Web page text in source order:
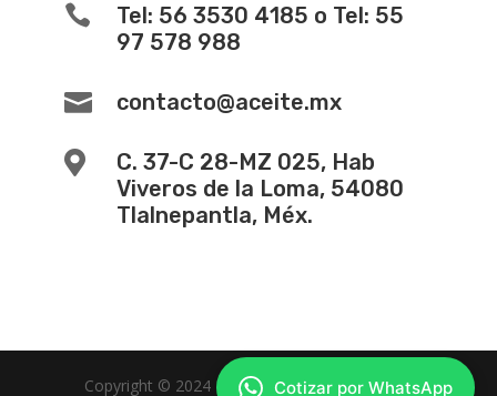

Tel: 56 3530 4185 o Tel: 55
97 578 988
 contacto@aceite.mx

C. 37-C 28-MZ 025, Hab
Viveros de la Loma, 54080
Tlalnepantla, Méx.
Copyright © 2024 - Diseño de Paginas Web
Cotizar por WhatsApp